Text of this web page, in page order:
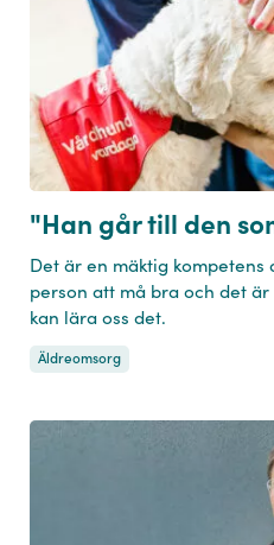
"Han går till den
Det är en mäktig kompetens
person att må bra och det
kan lära oss det.
Äldreomsorg